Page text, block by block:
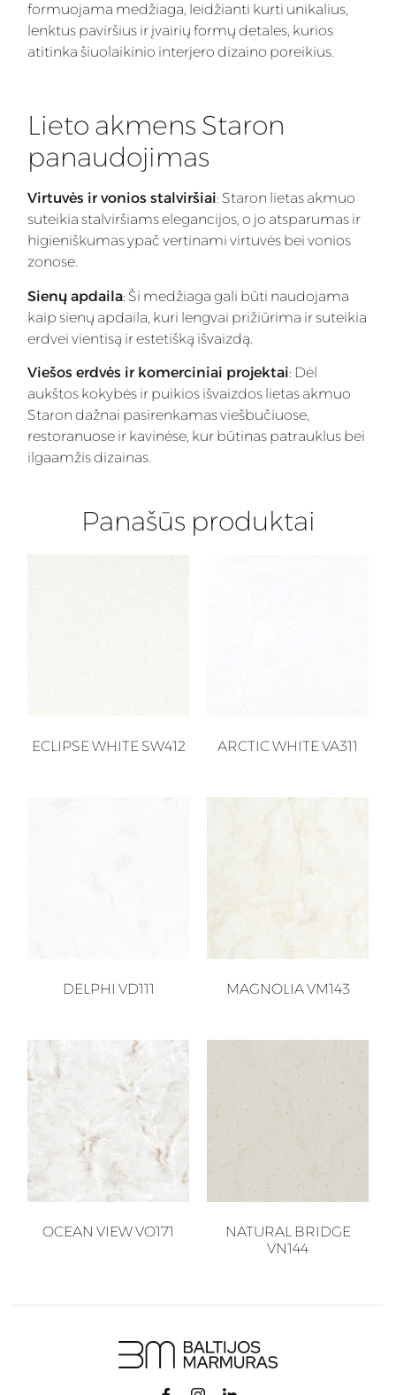
formuojama medžiaga, leidžianti kurti unikalius,
lenktus paviršius ir įvairių formų detales, kurios
atitinka šiuolaikinio interjero dizaino poreikius.
Lieto akmens Staron
panaudojimas
Virtuvės ir vonios stalviršiai: Staron lietas akmuo
suteikia stalviršiams elegancijos, o jo atsparumas ir
higieniškumas ypač vertinami virtuvės bei vonios
zonose.
Sienų apdaila: Ši medžiaga gali būti naudojama
kaip sienų apdaila, kuri lengvai prižiūrima ir suteikia
erdvei vientisą ir estetišką išvaizdą.
Viešos erdvės ir komerciniai projektai: Dėl
aukštos kokybės ir puikios išvaizdos lietas akmuo
Staron dažnai pasirenkamas viešbučiuose,
restoranuose ir kavinėse, kur būtinas patrauklus bei
ilgaamžis dizainas.
Panašūs produktai
ECLIPSE WHITE SW412 ARCTIC WHITE VA311
DELPHI VD111 MAGNOLIA VM143
OCEAN VIEW VO171
NATURAL BRIDGE
VN144